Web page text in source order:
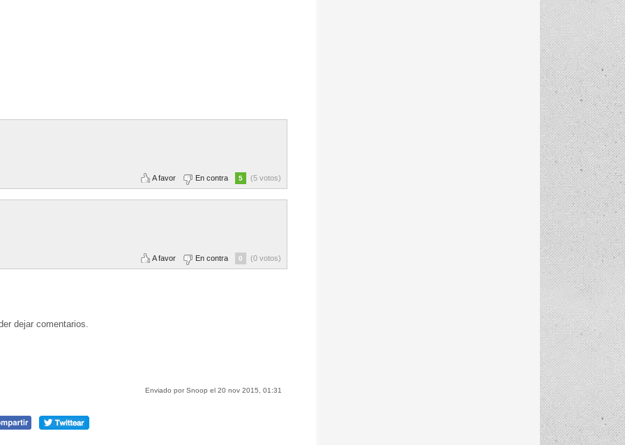
A favor En contra 5 (5 votos)
A favor En contra 0 (0 votos)
dejar comentarios.
Enviado por Snoop el 20 nov 2015, 01:31